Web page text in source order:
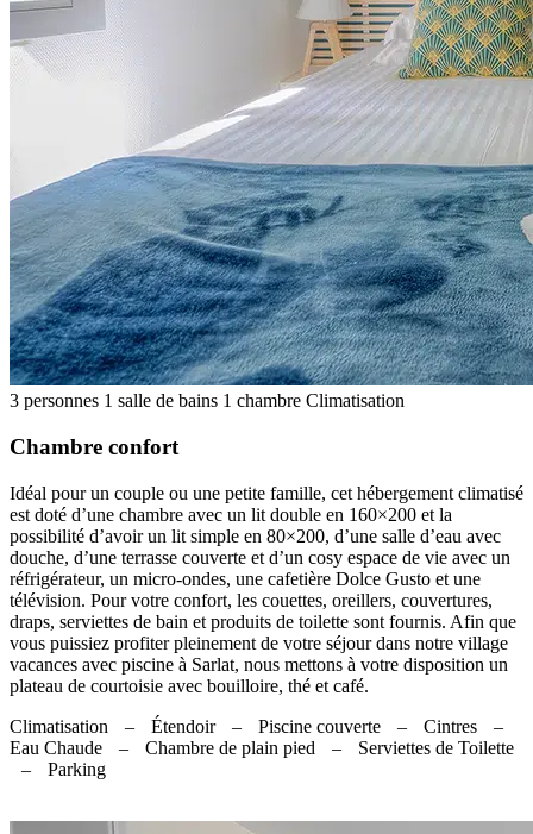
3 personnes 1 salle de bains 1 chambre Climatisation
Chambre confort
Idéal pour un couple ou une petite famille, cet hébergement climatisé
est doté d’une chambre avec un lit double en 160×200 et la
possibilité d’avoir un lit simple en 80×200, d’une salle d’eau avec
douche, d’une terrasse couverte et d’un cosy espace de vie avec un
réfrigérateur, un micro-ondes, une cafetière Dolce Gusto et une
télévision. Pour votre confort, les couettes, oreillers, couvertures,
draps, serviettes de bain et produits de toilette sont fournis. Afin que
vous puissiez profiter pleinement de votre séjour dans notre village
vacances avec piscine à Sarlat, nous mettons à votre disposition un
plateau de courtoisie avec bouilloire, thé et café.
Climatisation
– Étendoir – Piscine couverte – Cintres
–
Eau Chaude
– Chambre de plain pied –
Serviettes de Toilette
–
Parking